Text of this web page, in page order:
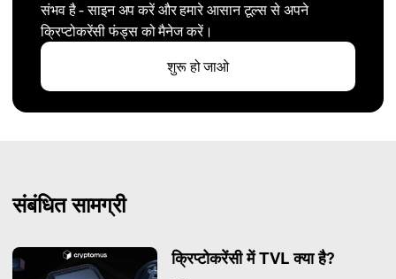
संभव है - साइन अप करें और हमारे आसान टूल्स से अपने
क्रिप्टोकरेंसी फंड्स को मैनेज करें।
शुरू हो जाओ
संबंधित सामग्री
क्रिप्टोकरेंसी में TVL क्या है?